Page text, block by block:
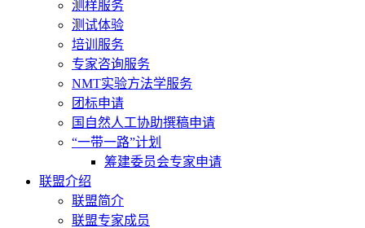
测样服务
测试体验
培训服务
专家咨询服务
NMT实验方法学服务
团标申请
国自然人工协助撰稿申请
“一带一路”计划
筹建委员会专家申请
联盟介绍
联盟简介
联盟专家成员